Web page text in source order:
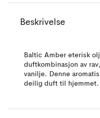
Beskrivelse
Baltic Amber eterisk
duftkombinasjon av
vanilje. Denne
deilig duft til hjemmet.